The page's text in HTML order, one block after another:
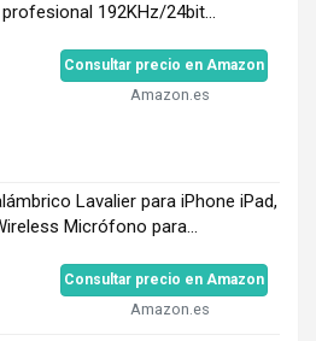
192KHz/24bit...
Consultar precio en Amazon
Amazon.es
Lavalier para iPhone iPad,
Micrófono para...
Consultar precio en Amazon
Amazon.es